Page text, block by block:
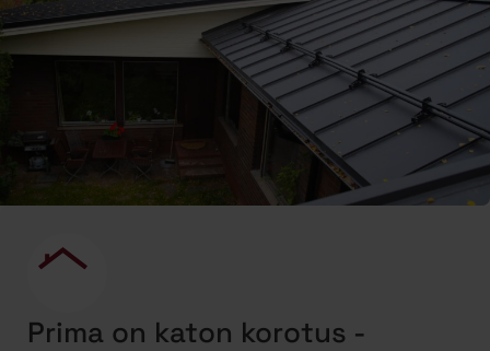
Prima on katon korotus -